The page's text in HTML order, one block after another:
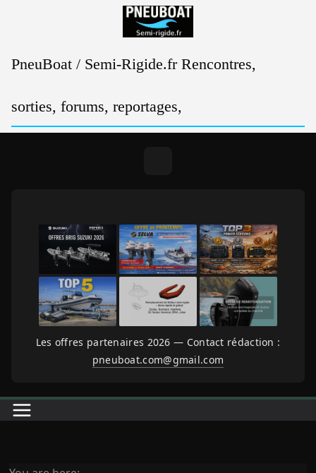
PneuBoat / Semi-Rigide.fr Rencontres,
sorties, forums, reportages,
Les offres partenaires 2026 — Contact rédaction :
pneuboat.com@gmail.com